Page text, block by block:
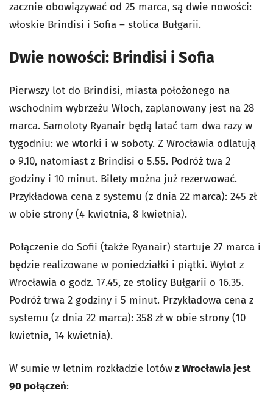
zacznie obowiązywać od 25 marca, są dwie nowości:
włoskie Brindisi i Sofia – stolica Bułgarii.
Dwie nowości: Brindisi i Sofia
Pierwszy lot do Brindisi, miasta położonego na
wschodnim wybrzeżu Włoch, zaplanowany jest na 28
marca. Samoloty Ryanair będą latać tam dwa razy w
tygodniu: we wtorki i w soboty. Z Wrocławia odlatują
o 9.10, natomiast z Brindisi o 5.55. Podróż twa 2
godziny i 10 minut. Bilety można już rezerwować.
Przykładowa cena z systemu (z dnia 22 marca): 245 zł
w obie strony (4 kwietnia, 8 kwietnia).
Połączenie do Sofii (także Ryanair) startuje 27 marca i
będzie realizowane w poniedziałki i piątki. Wylot z
Wrocławia o godz. 17.45, ze stolicy Bułgarii o 16.35.
Podróż trwa 2 godziny i 5 minut. Przykładowa cena z
systemu (z dnia 22 marca): 358 zł w obie strony (10
kwietnia, 14 kwietnia).
W sumie w letnim rozkładzie lotówz Wrocławia jest
90 połączeń: